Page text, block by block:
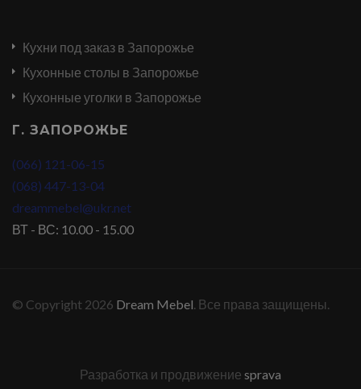
Кухни под заказ в Запорожье
Кухонные столы в Запорожье
Кухонные уголки в Запорожье
Г. ЗАПОРОЖЬЕ
(066) 121-06-15
(068) 447-13-04
dreammebel@ukr.net
ВТ - ВС: 10.00 - 15.00
© Copyright 2026 Dream Mebel . Все права защищены.
Разработка и продвижение sprava